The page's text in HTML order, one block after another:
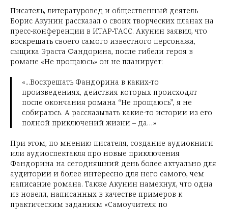
Писатель, литературовед и общественный деятель
Борис Акунин рассказал о своих творческих планах на
пресс-конференции в ИТАР-ТАСС. Акунин заявил, что
воскрешать своего самого известного персонажа,
сыщика Эраста Фандорина, после гибели героя в
романе «Не прощаюсь» он не планирует:
«...Воскрешать Фандорина в каких-то
произведениях, действия которых происходят
после окончания романа “Не прощаюсь”, я не
собираюсь. А рассказывать какие-то истории из его
полной приключений жизни – да…»
При этом, по мнению писателя, создание аудиокниги
или аудиоспектакля про новые приключения
Фандорина на сегодняшний день более актуально для
аудитории и более интересно для него самого, чем
написание романа. Также Акунин намекнул, что одна
из новелл, написанных в качестве примеров к
практическим заданиям «Самоучителя по